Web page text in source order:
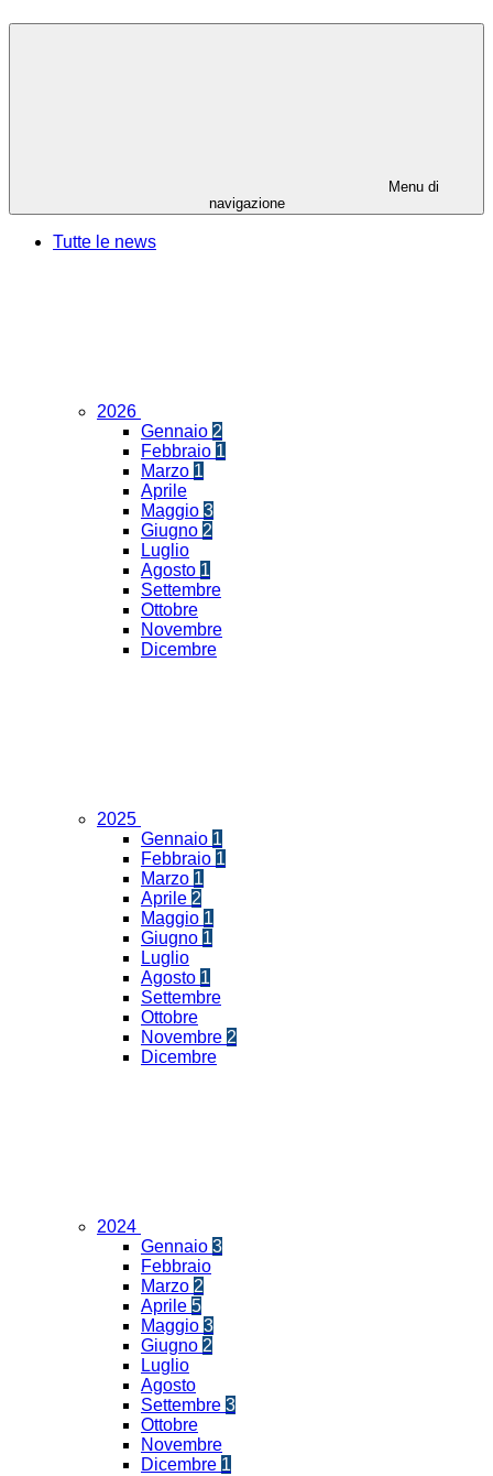
Menu di
navigazione
Tutte le news
2026
Gennaio 2
Febbraio 1
Marzo 1
Aprile
Maggio 3
Giugno 2
Luglio
Agosto 1
Settembre
Ottobre
Novembre
Dicembre
2025
Gennaio 1
Febbraio 1
Marzo 1
Aprile 2
Maggio 1
Giugno 1
Luglio
Agosto 1
Settembre
Ottobre
Novembre 2
Dicembre
2024
Gennaio 3
Febbraio
Marzo 2
Aprile 5
Maggio 3
Giugno 2
Luglio
Agosto
Settembre 3
Ottobre
Novembre
Dicembre 1